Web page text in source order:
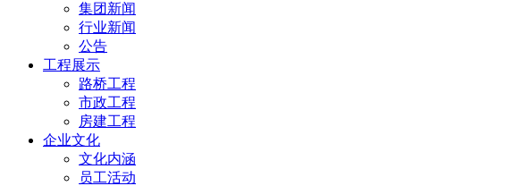
集团新闻
行业新闻
公告
工程展示
路桥工程
市政工程
房建工程
企业文化
文化内涵
员工活动